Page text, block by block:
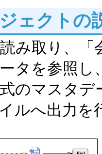
ェクトの
み取り、
タを参照し
のマスタ
ルへ出力を